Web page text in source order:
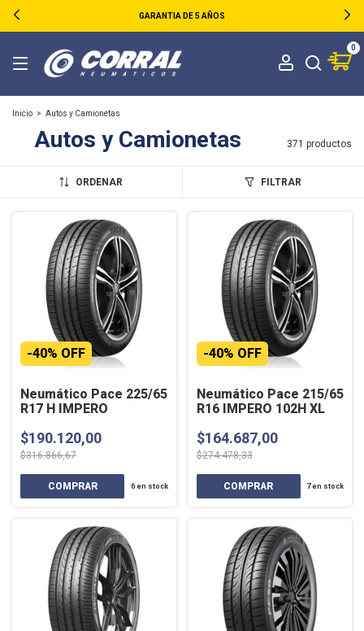
GARANTIA DE 5 AÑOS
0
Inicio > Autos y Camionetas
Autos y Camionetas 371 productos
ORDENAR FILTRAR
Neumático Pace 225/65
R17 H IMPERO
-40% OFF
$190.120,00
$316.866,67
6en stock
Neumático Pace 215/65
R16 IMPERO 102H XL
-40% OFF
$164.687,00
$274.478,33
7en stock